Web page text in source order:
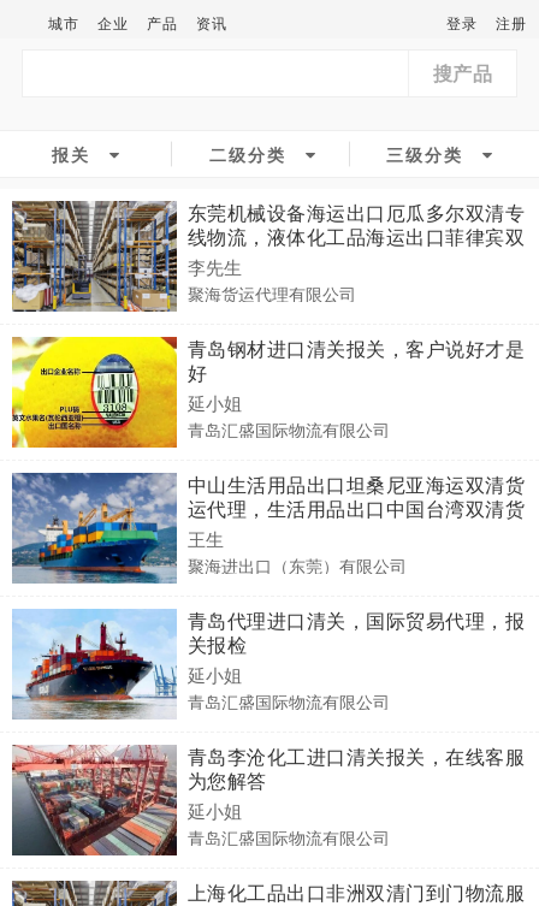
城市 企业 产品 资讯 登录 注册
搜产品
报关 二级分类 三级分类
东莞机械设备海运出口厄瓜多尔双清专
线物流，液体化工品海运出口菲律宾双
清专线物流
李先生
聚海货运代理有限公司
青岛钢材进口清关报关，客户说好才是
好
延小姐
青岛汇盛国际物流有限公司
中山生活用品出口坦桑尼亚海运双清货
运代理，生活用品出口中国台湾双清货
运代理
王生
聚海进出口（东莞）有限公司
青岛代理进口清关，国际贸易代理，报
关报检
延小姐
青岛汇盛国际物流有限公司
青岛李沧化工进口清关报关，在线客服
为您解答
延小姐
青岛汇盛国际物流有限公司
上海化工品出口非洲双清门到门物流服